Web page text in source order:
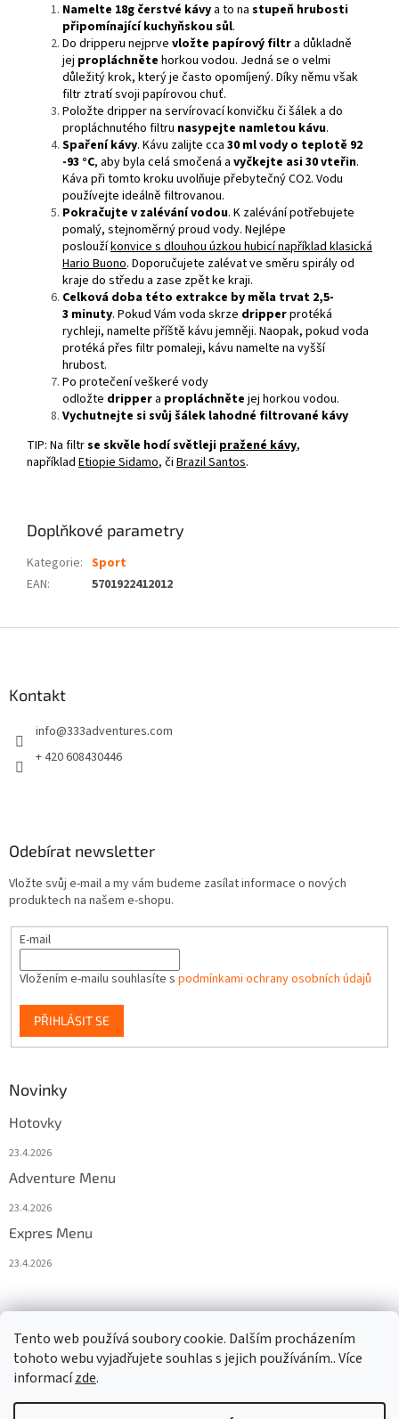
Tento web používá soubory cookie. Dalším procházením
tohoto webu vyjadřujete souhlas s jejich používáním.. Více
informacízde.
Namelte 18g čerstvé kávy a to na stupeň hrubosti
připomínající kuchyňskou sůl.
Do dripperu nejprve vložte papírový filtr a důkladně
jej propláchněte horkou vodou. Jedná se o velmi
důležitý krok, který je často opomíjený. Díky němu však
filtr ztratí svoji papírovou chuť.
Položte dripper na servírovací konvičku či šálek a do
propláchnutého filtru nasypejte namletou kávu.
Spaření kávy. Kávu zalijte cca 30 ml vody o teplotě 92
-93 °C, aby byla celá smočená a vyčkejte asi 30 vteřin.
Káva při tomto kroku uvolňuje přebytečný CO2. Vodu
používejte ideálně filtrovanou.
Pokračujte v zalévání vodou. K zalévání potřebujete
pomalý, stejnoměrný proud vody. Nejlépe
posloužíkonvice s dlouhou úzkou hubicí například klasická
Hario Buono. Doporučujete zalévat ve směru spirály od
kraje do středu a zase zpět ke kraji.
Celková doba této extrakce by měla trvat 2,5-
3 minuty. Pokud Vám voda skrze dripperprotéká
rychleji, namelte příště kávu jemněji. Naopak, pokud voda
protéká přes filtr pomaleji, kávu namelte na vyšší
hrubost.
Po protečení veškeré vody
odložte dripper a propláchněte jej horkou vodou.
Vychutnejte si svůj šálek lahodné filtrované kávy
TIP: Na filtrse skvěle hodí světleji pražené kávy,
například Etiopie Sidamo, či Brazil Santos.
Doplňkové parametry
Kategorie: Sport
EAN: 5701922412012
Kontakt
info@333adventures.com
+ 420 608430446
Odebírat newsletter
Vložte svůj e-mail a my vám budeme zasílat informace o nových
produktech na našem e-shopu.
E-mail
Vložením e-mailu souhlasíte s podmínkami ochrany osobních údajů
PŘIHLÁSIT SE
Novinky
Hotovky
23.4.2026
Adventure Menu
23.4.2026
Expres Menu
23.4.2026